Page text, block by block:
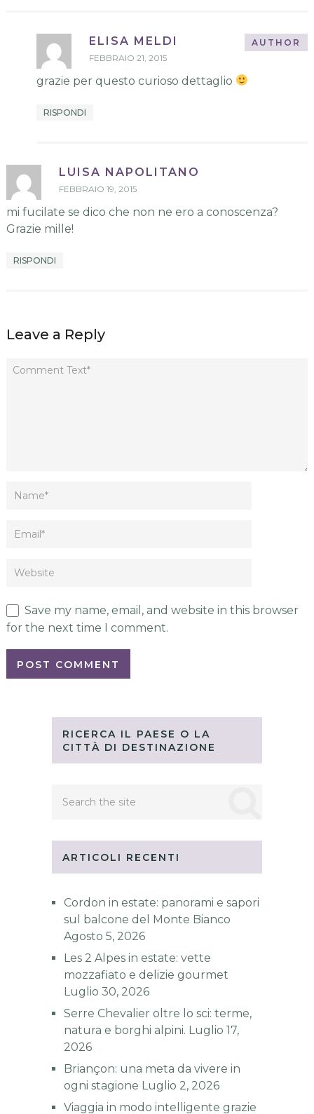
ELISA MELDI
FEBBRAIO 21, 2015
grazie per questo curioso dettaglio
RISPONDI
LUISA NAPOLITANO
FEBBRAIO 19, 2015
mi fucilate se dico che non ne ero a conoscenza?
Grazie mille!
RISPONDI
Leave a Reply
Save my name, email, and website in this browser
for the next time I comment.
RICERCA IL PAESE O LA
CITTÀ DI DESTINAZIONE
ARTICOLI RECENTI
Cordon in estate: panorami e sapori
sul balcone del Monte Bianco
Agosto 5, 2026
Les 2 Alpes in estate: vette
mozzafiato e delizie gourmet
Luglio 30, 2026
Serre Chevalier oltre lo sci: terme,
natura e borghi alpini. Luglio 17,
2026
Briançon: una meta da vivere in
ogni stagione Luglio 2, 2026
Viaggia in modo intelligente grazie